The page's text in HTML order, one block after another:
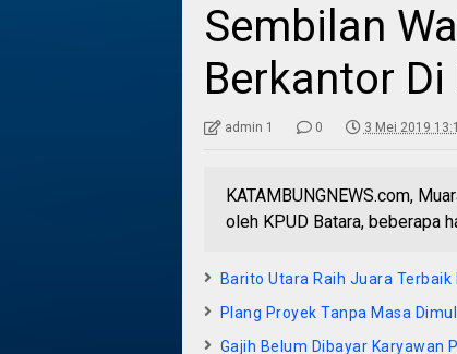
Sembilan
Berkantor Di
admin 1 0 3 Mei 2019
KATAMBUNGNEWS.com,
oleh KPUD Batara, beberapa
Barito Utara Raih Juara
Plang Proyek Tanpa Masa
Gajih Belum Dibayar Karyawan